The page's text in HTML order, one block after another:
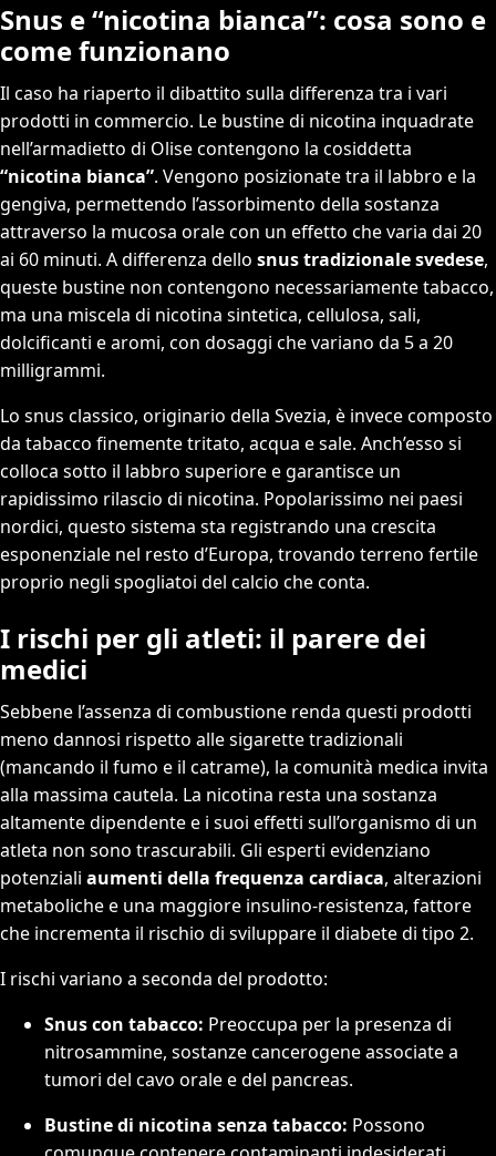
Snus e “nicotina bianca”: cosa sono e
come funzionano
Il caso ha riaperto il dibattito sulla differenza tra i vari
prodotti in commercio. Le bustine di nicotina inquadrate
nell’armadietto di Olise contengono la cosiddetta
“nicotina bianca”. Vengono posizionate tra il labbro e la
gengiva, permettendo l’assorbimento della sostanza
attraverso la mucosa orale con un effetto che varia dai 20
ai 60 minuti. A differenza dello snus tradizionale svedese,
queste bustine non contengono necessariamente tabacco,
ma una miscela di nicotina sintetica, cellulosa, sali,
dolcificanti e aromi, con dosaggi che variano da 5 a 20
milligrammi.
Lo snus classico, originario della Svezia, è invece composto
da tabacco finemente tritato, acqua e sale. Anch’esso si
colloca sotto il labbro superiore e garantisce un
rapidissimo rilascio di nicotina. Popolarissimo nei paesi
nordici, questo sistema sta registrando una crescita
esponenziale nel resto d’Europa, trovando terreno fertile
proprio negli spogliatoi del calcio che conta.
I rischi per gli atleti: il parere dei
medici
Sebbene l’assenza di combustione renda questi prodotti
meno dannosi rispetto alle sigarette tradizionali
(mancando il fumo e il catrame), la comunità medica invita
alla massima cautela. La nicotina resta una sostanza
altamente dipendente e i suoi effetti sull’organismo di un
atleta non sono trascurabili. Gli esperti evidenziano
potenziali aumenti della frequenza cardiaca, alterazioni
metaboliche e una maggiore insulino-resistenza, fattore
che incrementa il rischio di sviluppare il diabete di tipo 2.
I rischi variano a seconda del prodotto:
Snus con tabacco: Preoccupa per la presenza di
nitrosammine, sostanze cancerogene associate a
tumori del cavo orale e del pancreas.
Bustine di nicotina senza tabacco: Possono